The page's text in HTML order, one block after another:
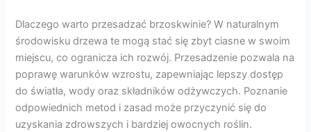
Dlaczego warto przesadzać brzoskwinie? W naturalnym
środowisku drzewa te mogą stać się zbyt ciasne w swoim
miejscu, co ogranicza ich rozwój. Przesadzenie pozwala na
poprawę warunków wzrostu, zapewniając lepszy dostęp
do światła, wody oraz składników odżywczych. Poznanie
odpowiednich metod i zasad może przyczynić się do
uzyskania zdrowszych i bardziej owocnych roślin.